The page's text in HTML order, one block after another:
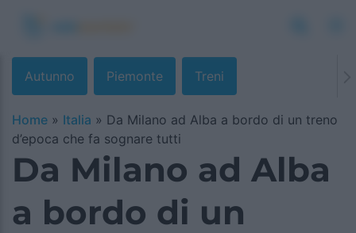
Autunno Piemonte Treni
Home » Italia » Da Milano ad Alba a bordo di un treno
d’epoca che fa sognare tutti
Da Milano ad Alba
a bordo di un